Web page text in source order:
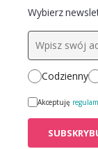
Wybierz
Codzienny
Akceptuję